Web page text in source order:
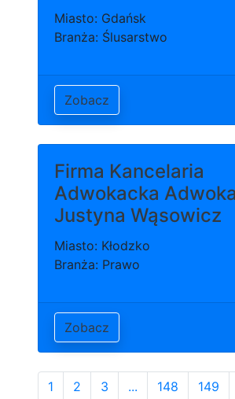
Miasto: Gdańsk
Branża: Ślusarstwo
Zobacz
Firma Kancelaria
Adwokacka
Justyna Wąsowicz
Miasto: Kłodzko
Branża: Prawo
Zobacz
1 2 3 ... 148 149